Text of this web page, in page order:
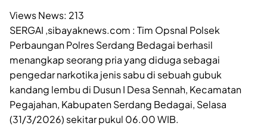
Views News: 213
SERGAI ,sibayaknews.com : Tim Opsnal Polsek
Perbaungan Polres Serdang Bedagai berhasil
menangkap seorang pria yang diduga sebagai
pengedar narkotika jenis sabu di sebuah gubuk
kandang lembu di Dusun I Desa Sennah, Kecamatan
Pegajahan, Kabupaten Serdang Bedagai, Selasa
(31/3/2026) sekitar pukul 06.00 WIB.